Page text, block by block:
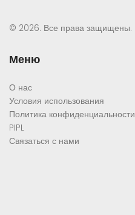
© 2026. Все права защищены.
Меню
О нас
Условия использования
Политика конфиденциальности
PIPL
Связаться с нами